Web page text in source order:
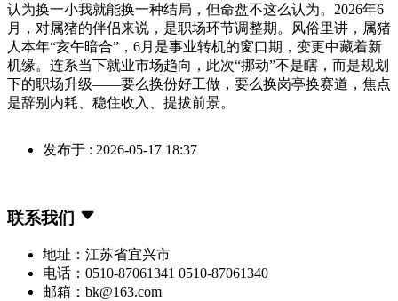
认为换一小我就能换一种结局，但命盘不这么认为。2026年6
月，对属猪的伴侣来说，是职场环节调整期。风俗里讲，属猪
人本年“亥午暗合”，6月是事业转机的窗口期，变更中藏着新
机缘。连系当下就业市场趋向，此次“挪动”不是瞎，而是规划
下的职场升级——要么换份好工做，要么换岗亭换赛道，焦点
是辞别内耗、稳住收入、提拔前景。
发布于 : 2026-05-17 18:37
联系我们
地址：江苏省宜兴市
电话：0510-87061341 0510-87061340
邮箱：bk@163.com